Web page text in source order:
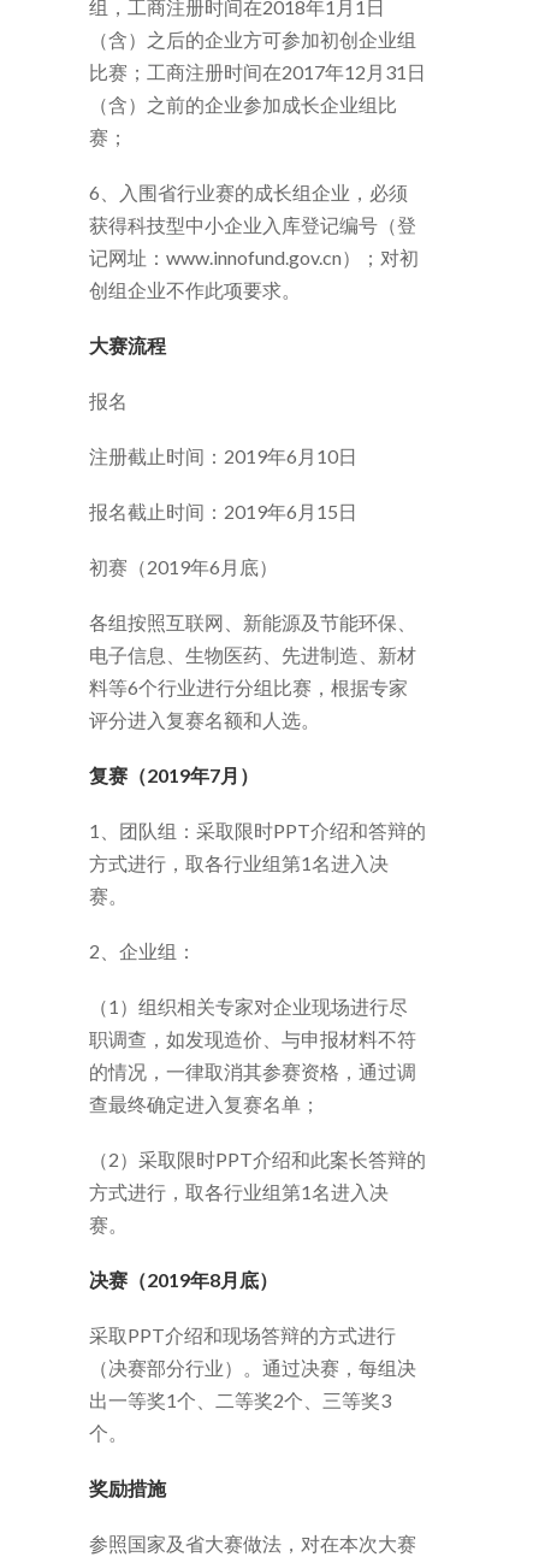
组，工商注册时间在2018年1月1日
（含）之后的企业方可参加初创企业组
比赛；工商注册时间在2017年12月31日
（含）之前的企业参加成长企业组比
赛；
6、入围省行业赛的成长组企业，必须
获得科技型中小企业入库登记编号（登
记网址：www.innofund.gov.cn）；对初
创组企业不作此项要求。
大赛流程
报名
注册截止时间：2019年6月10日
报名截止时间：2019年6月15日
初赛（2019年6月底）
各组按照互联网、新能源及节能环保、
电子信息、生物医药、先进制造、新材
料等6个行业进行分组比赛，根据专家
评分进入复赛名额和人选。
复赛（2019年7月）
1、团队组：采取限时PPT介绍和答辩的
方式进行，取各行业组第1名进入决
赛。
2、企业组：
（1）组织相关专家对企业现场进行尽
职调查，如发现造价、与申报材料不符
的情况，一律取消其参赛资格，通过调
查最终确定进入复赛名单；
（2）采取限时PPT介绍和此案长答辩的
方式进行，取各行业组第1名进入决
赛。
决赛（2019年8月底）
采取PPT介绍和现场答辩的方式进行
（决赛部分行业）。通过决赛，每组决
出一等奖1个、二等奖2个、三等奖3
个。
奖励措施
参照国家及省大赛做法，对在本次大赛